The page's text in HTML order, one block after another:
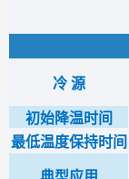
冷 源
初始降温时间
最低温度保持时间